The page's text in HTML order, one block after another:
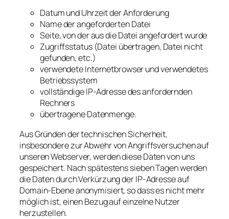
Datum und Uhrzeit der Anforderung
Name der angeforderten Datei
Seite, von der aus die Datei angefordert wurde
Zugriffsstatus (Datei übertragen, Datei nicht
gefunden, etc.)
verwendete Internetbrowser und verwendetes
Betriebssystem
vollständige IP-Adresse des anfordernden
Rechners
übertragene Datenmenge.
Aus Gründen der technischen Sicherheit,
insbesondere zur Abwehr von Angriffsversuchen auf
unseren Webserver, werden diese Daten von uns
gespeichert. Nach spätestens sieben Tagen werden
die Daten durch Verkürzung der IP-Adresse auf
Domain-Ebene anonymisiert, so dass es nicht mehr
möglich ist, einen Bezug auf einzelne Nutzer
herzustellen.